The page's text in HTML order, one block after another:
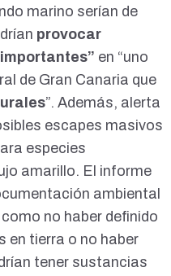
marino serían de
provocar
” en “uno
de Gran Canaria que
”. Además, alerta
escapes masivos
especies
amarillo. El informe
ambiental
no haber definido
en tierra o no haber
tener sustancias